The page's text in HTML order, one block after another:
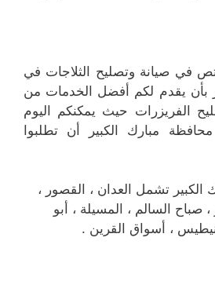
في صيانة وتصليح الثلاجات في
بأن يقدم لكم أفضل الخدمات من
الفريزرات حيث يمكنكم اليوم
مبارك الكبير أن تطلبوا
تشمل العدان ، القصور ،
، صباح السالم ، المسيلة ، أبو
، أسواق القرين .